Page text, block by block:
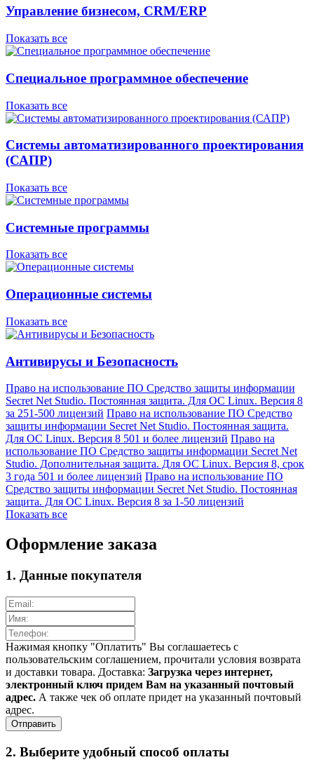
Управление бизнесом, CRM/ERP
Показать все
Специальное программное обеспечение
Показать все
Системы автоматизированного проектирования
(САПР)
Показать все
Системные программы
Показать все
Операционные системы
Показать все
Антивирусы и Безопасность
Право на использование ПО Средство защиты информации
Secret Net Studio. Постоянная защита. Для ОС Linux. Версия 8
за 251-500 лицензий Право на использование ПО Средство
защиты информации Secret Net Studio. Постоянная защита.
Для ОС Linux. Версия 8 501 и более лицензий Право на
использование ПО Средство защиты информации Secret Net
Studio. Дополнительная защита. Для ОС Linux. Версия 8, срок
3 года 501 и более лицензий Право на использование ПО
Средство защиты информации Secret Net Studio. Постоянная
защита. Для ОС Linux. Версия 8 за 1-50 лицензий
Показать все
Оформление заказа
1. Данные покупателя
Нажимая кнопку "Оплатить" Вы соглашаетесь с
пользовательским соглашением, прочитали условия возврата
и доставки товара. Доставка: Загрузка через интернет,
электронный ключ придем Вам на указанный почтовый
адрес. А также чек об оплате придет на указанный почтовый
адрес.
2. Выберите удобный способ оплаты